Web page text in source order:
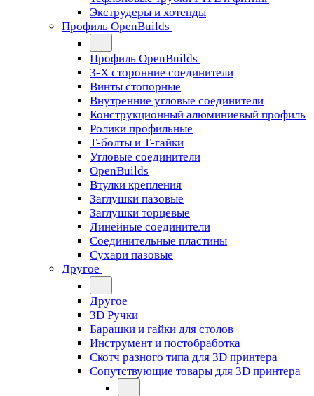
Экструдеры и хотенды
Профиль OpenBuilds
Профиль OpenBuilds
3-Х сторонние соединители
Винты стопорные
Внутренние угловые соединители
Конструкционный алюминиевый профиль
Ролики профильные
Т-болты и Т-гайки
Угловые соединители
OpenBuilds
Втулки крепления
Заглушки пазовые
Заглушки торцевые
Линейные соединители
Соединительные пластины
Сухари пазовые
Другое
Другое
3D Ручки
Барашки и гайки для столов
Инструмент и постобработка
Скотч разного типа для 3D принтера
Сопутствующие товары для 3D принтера